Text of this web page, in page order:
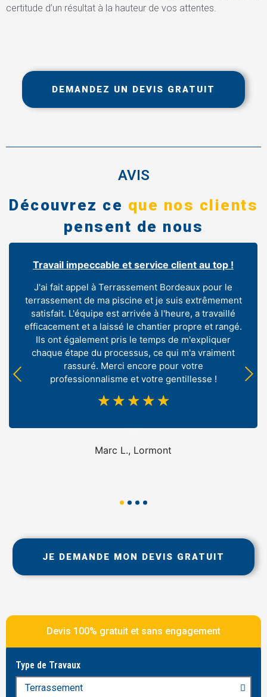
certitude d’un résultat à la hauteur de vos attentes.
DEMANDEZ UN DEVIS GRATUIT
AVIS
Découvrez ce que nos clients
pensent de nous
Marc L., Lormont
Travail impeccable et service client au top !
J'ai fait appel à Terrassement Bordeaux pour le
terrassement de ma piscine et je suis extrêmement
satisfait. L'équipe est arrivée à l'heure, a travaillé
efficacement et a laissé le chantier propre et rangé.
Ils ont également pris le temps de m'expliquer
chaque étape du processus, ce qui m'a vraiment
rassuré. Merci encore pour votre
professionnalisme et votre gentillesse !
☆ ☆ ☆ ☆ ☆
JE DEMANDE MON DEVIS GRATUIT
Devis 100% gratuit et sans engagement
Type de Travaux